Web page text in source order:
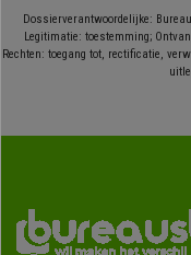
Dossierverantwoordelijke:
Legitimatie: toestemming;
Rechten: toegang tot, rectificatie,